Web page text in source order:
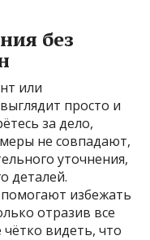
без
или
просто и
за дело,
не совпадают,
уточнения,
деталей.
избежать
отразив все
видеть, что